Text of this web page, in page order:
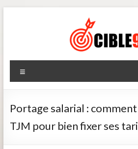
Cible95
Portage salarial :
TJM pour bien fixer ses